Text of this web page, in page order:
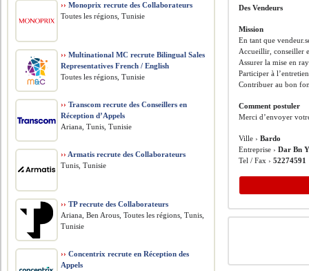
Des Vendeurs
Mission
En tant que
Accueillir, conseiller
Assurer la mise en
Participer à
Contribuer au bon
Comment postuler
Merci d’envoyer
Ville ›Bardo
Entreprise ›Dar Bn
Tel / Fax ›52274591
›› Monoprix recrute des Collaborateurs
Toutes les régions, Tunisie
›› Multinational MC recrute Bilingual Sales
Representatives French / English
Toutes les régions, Tunisie
›› Transcom recrute des Conseillers en
Réception d’Appels
Ariana, Tunis, Tunisie
›› Armatis recrute des Collaborateurs
Tunis, Tunisie
›› TP recrute des Collaborateurs
Ariana, Ben Arous, Toutes les régions, Tunis,
Tunisie
›› Concentrix recrute en Réception des
Appels